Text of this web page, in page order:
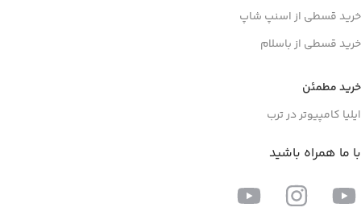
خرید قسطی از اسنپ شاپ
خرید قسطی از باسلام
خرید مطمئن
ایلیا کامپیوتر در ترب
با ما همراه باشید